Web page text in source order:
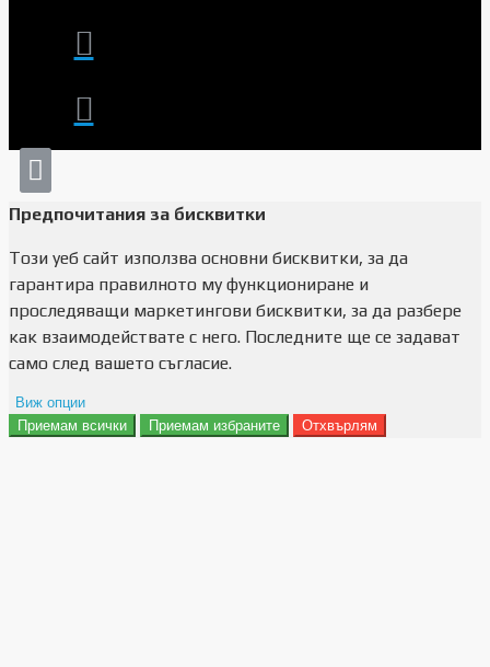
Предпочитания за бисквитки
Този уеб сайт използва основни бисквитки, за да
гарантира правилното му функциониране и
проследяващи маркетингови бисквитки, за да разбере
как взаимодействате с него. Последните ще се задават
само след вашето съгласие.
Виж опции
Препочитания за реклами
Приемам всички Приемам избраните Отхвърлям